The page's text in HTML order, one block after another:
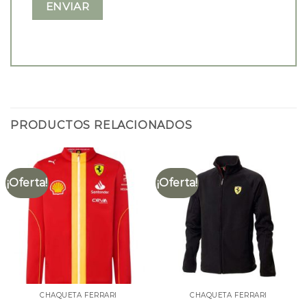
PRODUCTOS RELACIONADOS
¡Oferta!
CHAQUETA FERRARI
¡Oferta!
CHAQUETA FERRARI